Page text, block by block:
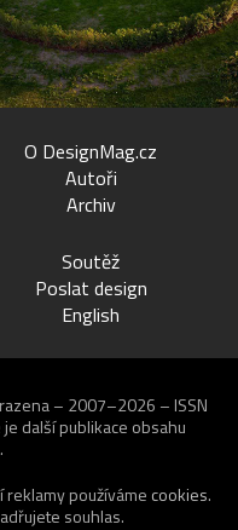
O DesignMag.cz
Autoři
Archiv
Soutěž
Poslat design
English
– 2007–2026 – ISSN
další publikace obsahu
používáme cookies.
souhlas.